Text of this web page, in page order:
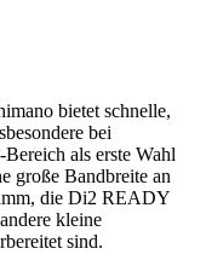
bietet schnelle,
bei
als erste Wahl
große Bandbreite an
die Di2 READY
kleine
sind.